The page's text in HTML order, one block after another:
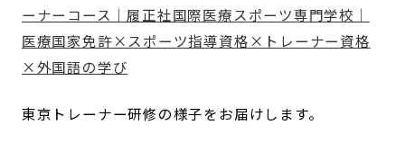
ーナーコース｜履正社国際医療スポーツ専門学校｜
医療国家免許×スポーツ指導資格×トレーナー資格
×外国語の学び
東京トレーナー研修の様子をお届けします。